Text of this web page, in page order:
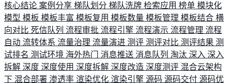
核心结论 案例分享 梯队划分 梯队洗牌 检索应用 榜单 模块化
模型 模板 模板丰富 模板复用 模板数量 模板管理 模板结合 横
向对比 死信队列 流程审批 流程引擎 流程演示 流程管理 流程
自动 流转体系 流量治理 流量演进 测评 测评对比 测评结果 测
试排名 测试环境 海外热门 消息推送 消息队列 淘汰 深入 深入
拆解 深度 深度使用 深度拆解 深度改造 深度测评 混合云架构
下 混合部署 渗透率 渲染优化 渲染引擎 源码 源码交付 源码优